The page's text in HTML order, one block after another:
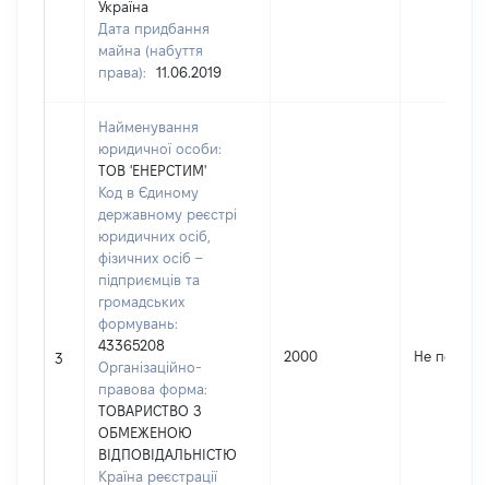
Україна
Дата придбання
майна (набуття
права):
11.06.2019
3
Найменування
юридичної особи:
ТОВ 'ЕНЕРСТИМ'
Код в Єдиному
державному реєстрі
юридичних осіб,
фізичних осіб –
підприємців та
громадських
формувань:
43365208
Організаційно-
правова форма:
ТОВАРИСТВО З
ОБМЕЖЕНОЮ
ВІДПОВІДАЛЬНІСТЮ
Країна реєстрації
2000 Не